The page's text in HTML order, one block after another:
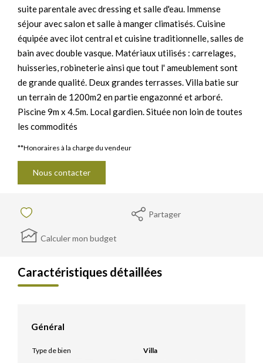
suite parentale avec dressing et salle d'eau. Immense
séjour avec salon et salle à manger climatisés. Cuisine
équipée avec ilot central et cuisine traditionnelle, salles de
bain avec double vasque. Matériaux utilisés : carrelages,
huisseries, robineterie ainsi que tout l' ameublement sont
de grande qualité. Deux grandes terrasses. Villa batie sur
un terrain de 1200m2 en partie engazonné et arboré.
Piscine 9m x 4.5m. Local gardien. Située non loin de toutes
les commodités
**Honoraires à la charge du vendeur
Nous contacter
Partager
Calculer mon budget
Caractéristiques détaillées
Général
Type de bien
Villa